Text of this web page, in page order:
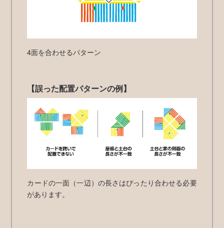
4面を合わせるパターン
【誤った配置パターンの例】
カードの一面（一辺）の長さはぴったり合わせる必要
があります。